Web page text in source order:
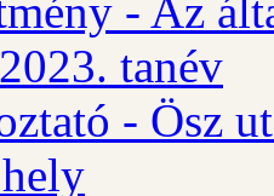
- Az
tanév
- Ösz